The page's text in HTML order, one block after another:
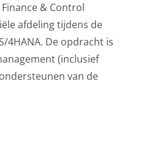
& Control
afdeling tijdens de
4HANA. De opdracht is
(inclusief
van de